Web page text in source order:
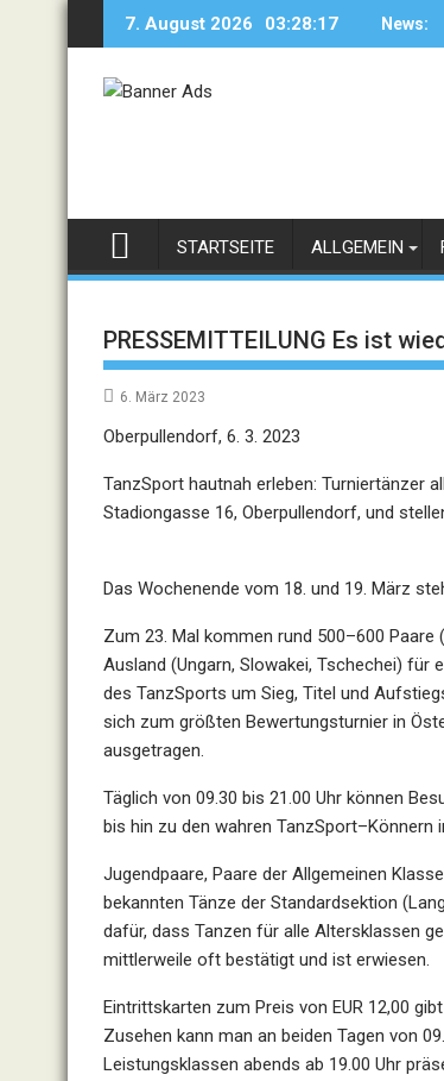
7. August 2026 03:28:17 News:
STARTSEITE ALLGEMEIN
PRESSEMITTEILUNG Es ist
6. März 2023
Oberpullendorf, 6. 3. 2023
TanzSport hautnah erleben: Turniertänzer
Stadiongasse 16, Oberpullendorf, und
Das Wochenende vom 18. und 19. März
Zum 23. Mal kommen rund 500–600 Paare
Ausland (Ungarn, Slowakei, Tschechei) für
des TanzSports um Sieg, Titel und
sich zum größten Bewertungsturnier in
ausgetragen.
Täglich von 09.30 bis 21.00 Uhr können B
bis hin zu den wahren TanzSport–Könnern
Jugendpaare, Paare der Allgemeinen Klasse
bekannten Tänze der Standardsektion
dafür, dass Tanzen für alle Altersklassen
mittlerweile oft bestätigt und ist erwiesen.
Eintrittskarten zum Preis von EUR 12,00
Zusehen kann man an beiden Tagen von
Leistungsklassen abends ab 19.00 Uhr